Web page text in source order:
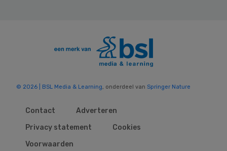
© 2026 | BSL Media & Learning , onderdeel van Springer Nature
Contact
Adverteren
Privacy statement
Cookies
Voorwaarden